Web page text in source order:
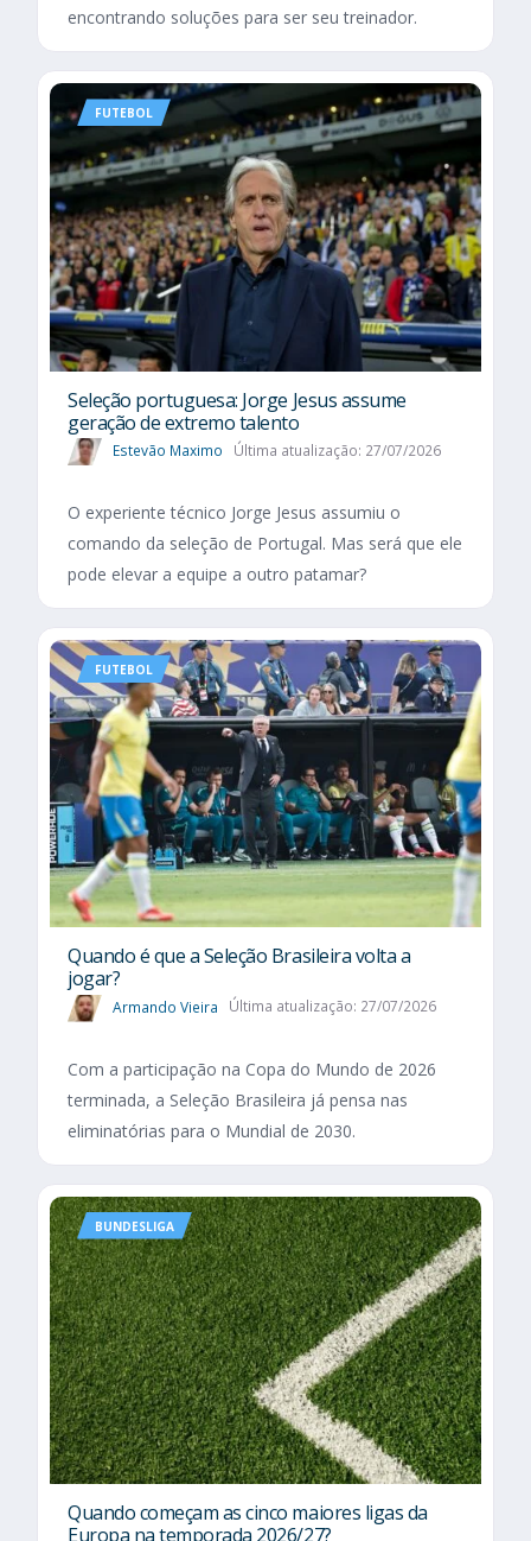
encontrando soluções para ser seu treinador.
FUTEBOL
Seleção portuguesa: Jorge Jesus assume
geração de extremo talento
Estevão Maximo Última atualização: 27/07/2026
O experiente técnico Jorge Jesus assumiu o
comando da seleção de Portugal. Mas será que ele
pode elevar a equipe a outro patamar?
FUTEBOL
Quando é que a Seleção Brasileira volta a
jogar?
Armando Vieira Última atualização: 27/07/2026
Com a participação na Copa do Mundo de 2026
terminada, a Seleção Brasileira já pensa nas
eliminatórias para o Mundial de 2030.
BUNDESLIGA
Quando começam as cinco maiores ligas da
Europa na temporada 2026/27?